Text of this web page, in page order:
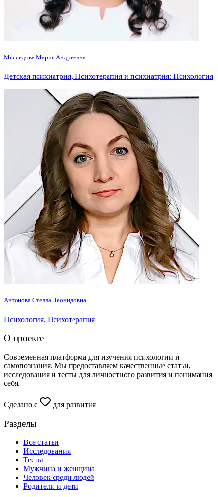
Мясоедова Мария Андреевна
Детская психиатрия, Психотерапия и психиатрия: Психология
Антонова Стелла Леонидовна
Психология, Психотерапия
О проекте
Современная платформа для изучения психологии и
самопознания. Мы предоставляем качественные статьи,
исследования и тесты для личностного развития и понимания
себя.
Сделано с для развития
Разделы
Все статьи
Исследования
Тесты
Мужчина и женщина
Человек среди людей
Родители и дети